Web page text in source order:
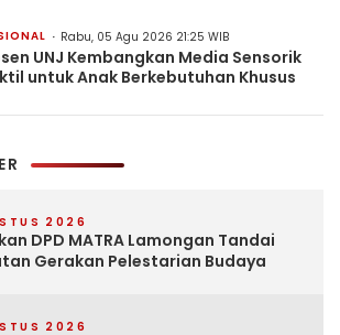
Rabu, 05 Agu 2026 21:25 WIB
UNJ Kembangkan Media Sensorik
untuk Anak Berkebutuhan Khusus
2026
DPD MATRA Lamongan Tandai
Gerakan Pelestarian Budaya
2026